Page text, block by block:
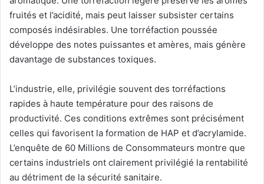
fruités et l’acidité, mais peut laisser subsister certains
composés indésirables. Une torréfaction poussée
développe des notes puissantes et amères, mais génère
davantage de substances toxiques.
L’industrie, elle, privilégie souvent des torréfactions
rapides à haute température pour des raisons de
productivité. Ces conditions extrêmes sont précisément
celles qui favorisent la formation de HAP et d’acrylamide.
L’enquête de 60 Millions de Consommateurs montre que
certains industriels ont clairement privilégié la rentabilité
au détriment de la sécurité sanitaire.